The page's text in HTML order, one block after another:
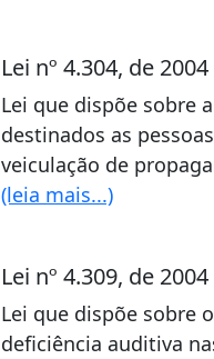
Lei nº 4.304, de 2004
Lei que dispõe sobre
destinados as
veiculação de
(leia mais...)
Lei nº 4.309, de 2004
Lei que dispõe sobre
deficiência auditiva